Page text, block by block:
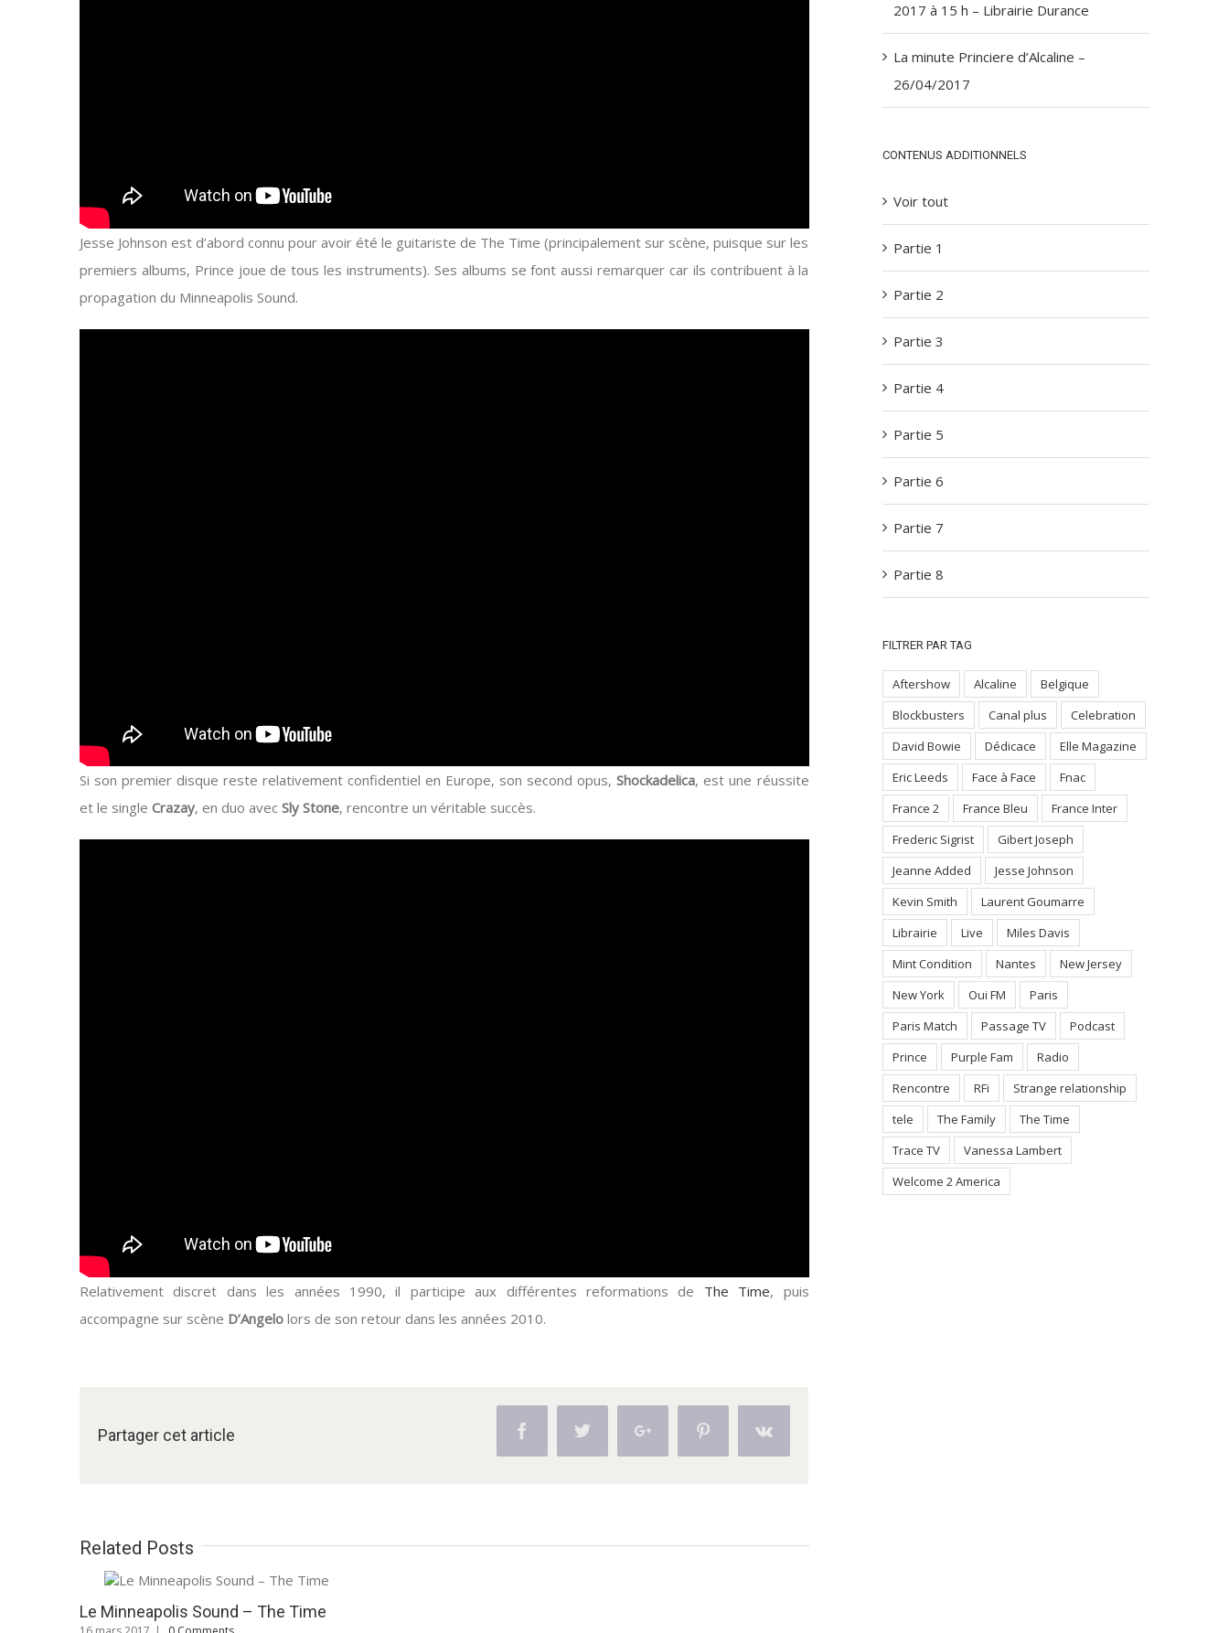
Jesse Johnson est d’abord connu pour avoir été le guitariste de The Time (principalement sur scène, puisque sur les
premiers albums, Prince joue de tous les instruments). Ses albums se font aussi remarquer car ils contribuent à la
propagation du Minneapolis Sound.
Si son premier disque reste relativement confidentiel en Europe, son second opus,Shockadelica, est une réussite
et le single Crazay, en duo avec Sly Stone, rencontre un véritable succès.
Relativement discret dans les années 1990, il participe aux différentes reformations de The Time, puis
accompagne sur scène D’Angelo lors de son retour dans les années 2010.
Partager cet article Facebook Twitter Google+ Pinterest Vk
Related Posts
Le Minneapolis Sound – The Time
2017 à 15 h – Librairie Durance
La minute Princiere d’Alcaline –
26/04/2017
CONTENUS ADDITIONNELS
Voir tout
Partie 1
Partie 2
Partie 3
Partie 4
Partie 5
Partie 6
Partie 7
Partie 8
FILTRER PAR TAG
Aftershow Alcaline
Belgique
Blockbusters
Canal plus
Celebration
David Bowie
Dédicace
Elle Magazine
Eric Leeds
Face à Face
Fnac
France 2
France Bleu
France Inter
Frederic Sigrist
Gibert Joseph
Jeanne Added
Jesse Johnson
Kevin Smith
Laurent Goumarre
Librairie
Live
Miles Davis
Mint Condition
Nantes
New Jersey
New York
Oui FM
Paris
Paris Match
Passage TV
Podcast
Prince
Purple Fam
Radio
Rencontre
RFi
Strange relationship
tele
The Family
The Time
Trace TV
Vanessa Lambert
Welcome 2 America